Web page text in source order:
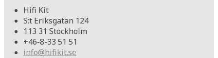
Hifi Kit
S:t Eriksgatan 124
113 31 Stockholm
+46-8-33 51 51
info@hifikit.se